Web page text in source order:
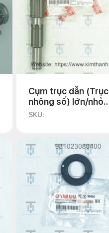
Cụm trục dẫn (Trục
nhông số) lớn/nhỏ
Exciter 135 2011
SKU: